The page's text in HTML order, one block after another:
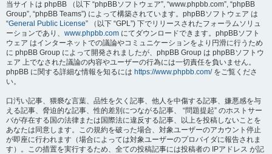
当サイトは phpBB （以下 “phpBBソフトウェア”, “www.phpbb.com”, “phpBB
Group”, “phpBB Teams”) によって構築されています。phpBBソフトウェア は
“General Public License” （以下 “GPL”) 下でリリースされたフォーラムソリュ
ーションであり、 www.phpbb.com にてダウンロードできます。phpBBソフト
ウェア はインターネットでの議論やコミュニケーションをより円滑に行うため
に phpBB Group によって開発されましたが、phpBB Group は phpBBソフトウ
ェア 上でなされた議論の内容やユーザーの行為には一切責任を負いません。
phpBB に関する詳細な情報を知るには https://www.phpbb.com/をご覧くださ
い。
口汚い記事、猥褻な言葉、品性を欠く記事、他人を中傷する記事、嫌悪感を与
える記事、脅迫的な記事、性的差別につながる記事、 “問題提起” のホストサー
バが存在する国の法律または国際法に違反する記事、以上を投稿しないことを
あなたは同意します。この規約を破った場合、対象ユーザーのアカウント停止
が即座に行われます（場合によっては対象ユーザーのプロバイダに報告されま
す）。この措置を実行するため、全ての投稿記事には投稿者の IPアドレス が記